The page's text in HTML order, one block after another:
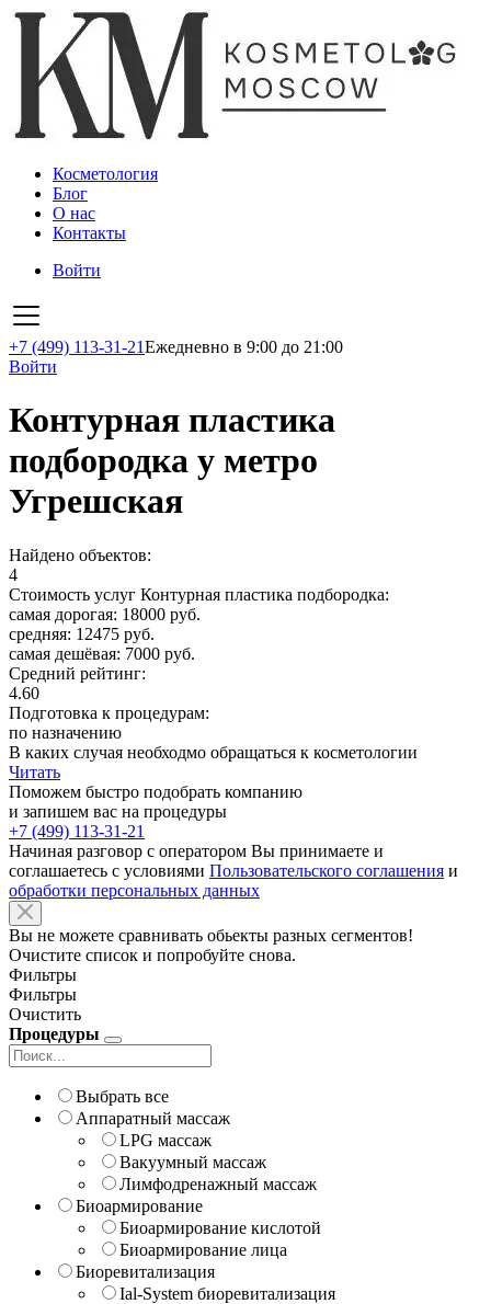
Косметология
Блог
О нас
Контакты
Войти
+7 (499) 113-31-21Ежедневно в 9:00 до 21:00
Войти
Контурная пластика
подбородка у метро
Угрешская
Найдено объектов:
4
Стоимость услуг Контурная пластика подбородка:
самая дорогая: 18000 руб.
средняя: 12475 руб.
самая дешёвая: 7000 руб.
Средний рейтинг:
4.60
Подготовка к процедурам:
по назначению
В каких случая необходмо обращаться к косметологии
Читать
Поможем быстро подобрать компанию
и запишем вас на процедуры
+7 (499) 113-31-21
Начиная разговор с оператором Вы принимаете и
соглашаетесь с условиями Пользовательского соглашения и
обработки персональных данных
Вы не можете сравнивать обьекты разных сегментов!
Очистите список и попробуйте снова.
Фильтры
Фильтры
Очистить
Процедуры
Выбрать все
Аппаратный массаж
LPG массаж
Вакуумный массаж
Лимфодренажный массаж
Биоармирование
Биоармирование кислотой
Биоармирование лица
Биоревитализация
Ial-System биоревитализация